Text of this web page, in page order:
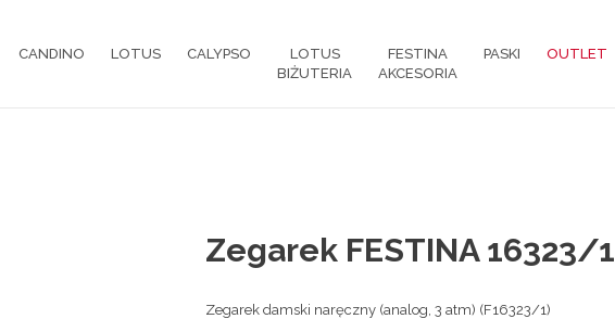
CANDINO LOTUS CALYPSO
LOTUS
BIŻUTERIA
FESTINA
AKCESORIA
PASKI OUTLET
Zegarek FESTINA 16323/1
Zegarek damski naręczny (analog, 3 atm) (F16323/1)